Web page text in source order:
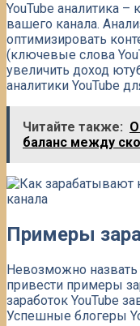
YouTube аналитика
вашего канала.
оптимизировать
(ключевые слова
увеличить доход
аналитики YouTube
Читайте также:
баланс между
Примеры
Невозможно
привести примеры
заработок YouTube
Успешные блогеры